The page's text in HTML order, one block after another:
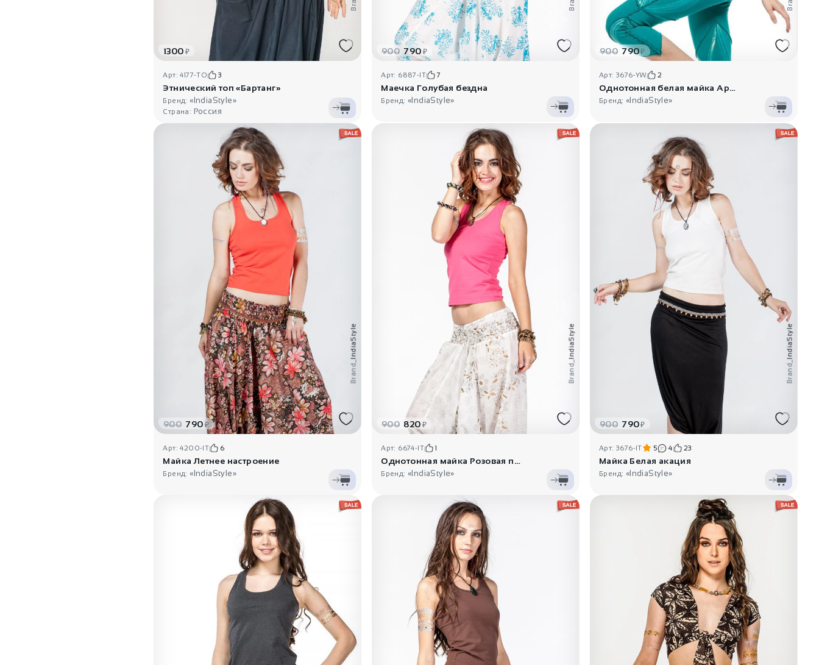
1300 ₽
Арт: 4177-TO 3
Этнический топ «Бартанг»
Бренд: «IndiaStyle»
Страна: Россия
900 790 ₽
Арт: 6887-IT 7
Маечка Голубая бездна
Бренд: «IndiaStyle»
900 790₽
Арт: 3676-YW 2
Однотонная белая майка Арктик
Бренд: «IndiaStyle»
Brand_
IndiaStyle
900 790 ₽
Арт: 4200-IT 6
Майка Летнее настроение
Бренд: «IndiaStyle»
Brand_
IndiaStyle
900 820 ₽
Арт: 6674-IT 1
Однотонная майка Розовая пантера
Бренд: «IndiaStyle»
Brand_
IndiaStyle
900 790₽
Арт: 3676-IT 5 4 23
Майка Белая акация
Бренд: «IndiaStyle»